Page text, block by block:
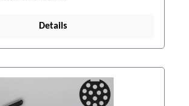
Details